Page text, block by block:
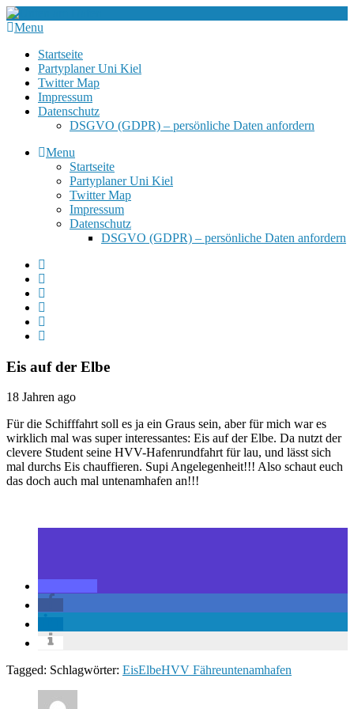
Menu
Startseite
Partyplaner Uni Kiel
Twitter Map
Impressum
Datenschutz
DSGVO (GDPR) – persönliche Daten anfordern
Menu
Startseite
Partyplaner Uni Kiel
Twitter Map
Impressum
Datenschutz
DSGVO (GDPR) – persönliche Daten anfordern
Eis auf der Elbe
18 Jahren ago
Für die Schifffahrt soll es ja ein Graus sein, aber für mich war es
wirklich mal was super interessantes: Eis auf der Elbe. Da nutzt der
clevere Student seine HVV-Hafenrundfahrt für lau, und lässt sich
mal durchs Eis chauffieren. Supi Angelegenheit!!! Also schaut euch
das doch auch mal untenamhafen an!!!
Tagged: Schlagwörter: EisElbeHVV Fähreuntenamhafen